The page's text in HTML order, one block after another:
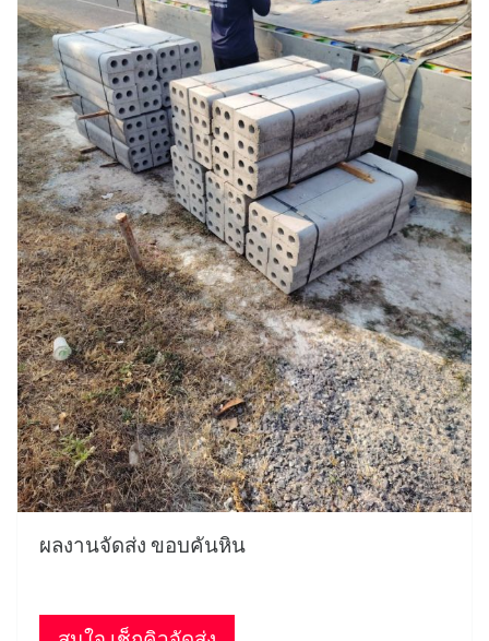
ผลงานจัดส่ง ขอบคันหิน